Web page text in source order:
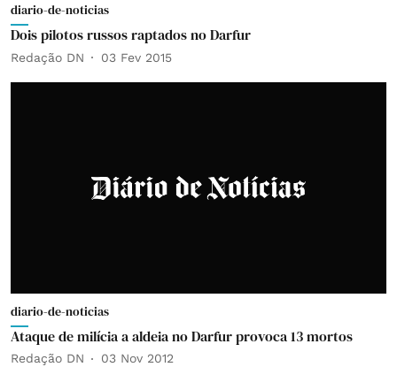
diario-de-noticias
Dois pilotos russos raptados no Darfur
Redação DN 03 Fev 2015
diario-de-noticias
Ataque de milícia a aldeia no Darfur provoca 13 mortos
Redação DN 03 Nov 2012